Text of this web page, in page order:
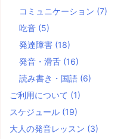
コミュニケーション (7)
吃音 (5)
発達障害 (18)
発音・滑舌 (16)
読み書き・国語 (6)
ご利用について (1)
スケジュール (19)
大人の発音レッスン (3)